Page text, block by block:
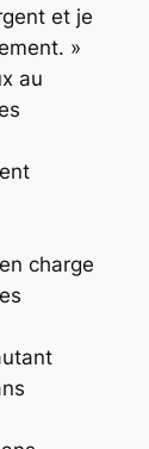
et je
»
au
charge